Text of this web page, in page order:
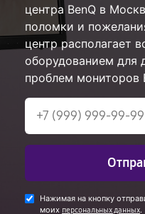
центра BenQ в
поломки и
центр располагает
оборудованием для
проблем мониторов
Нажимая на кнопку
моих персональных данных.